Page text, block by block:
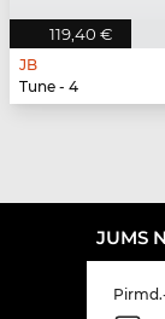
119,40 €
JB
Tune - 4
JUMS